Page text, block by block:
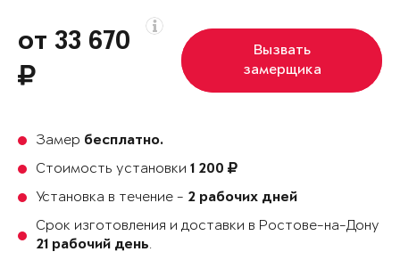
от 33 670
Вызвать
замерщика
Замер бесплатно.
Стоимость установки 1 200
Установка в течение - 2 рабочих дней
Срок изготовления и доставки в Ростове-на-Дону
21 рабочий день.